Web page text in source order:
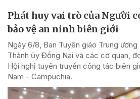
Phát huy vai trò của Người
bảo vệ an ninh biên giới
Ngày 6/8, Ban Tuyên giáo Trung
Thành ủy Đồng Nai và các cơ quan,
Hội nghị tuyên truyền công tác biên
Nam - Campuchia.